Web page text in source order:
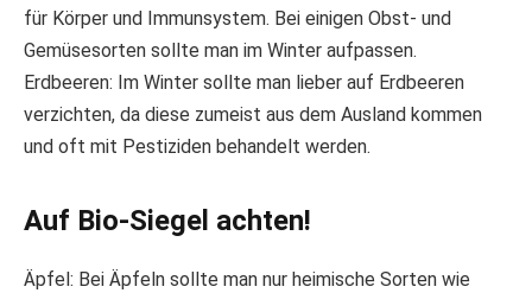
für Körper und Immunsystem. Bei einigen Obst- und
Gemüsesorten sollte man im Winter aufpassen.
Erdbeeren: Im Winter sollte man lieber auf Erdbeeren
verzichten, da diese zumeist aus dem Ausland kommen
und oft mit Pestiziden behandelt werden.
Auf Bio-Siegel achten!
Äpfel: Bei Äpfeln sollte man nur heimische Sorten wie